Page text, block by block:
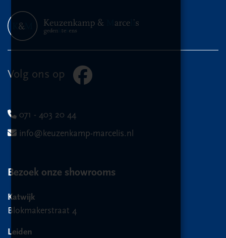
Volg ons op
071 - 403 20 44
info@keuzenkamp-marcelis.nl
Bezoek onze showrooms
Katwijk
Blokmakerstraat 4
Leiden